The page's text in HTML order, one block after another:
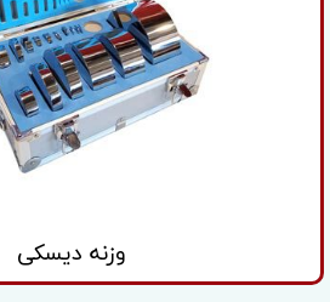
وزنه دیسکی